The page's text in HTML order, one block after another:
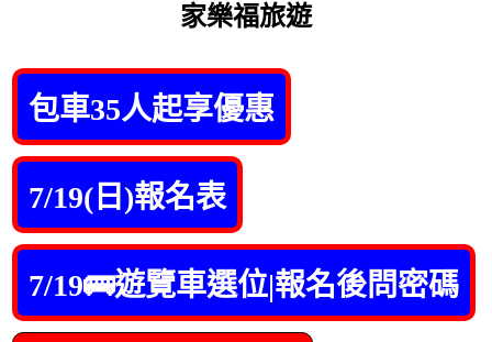
家樂福旅遊
包車35人起享優惠
7/19(日)報名表
7/19🚌遊覽車選位|報名後問密碼